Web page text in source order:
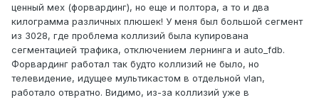
ценный мех (форвардинг), но еще и полтора, а то и два
килограмма различных плюшек! У меня был большой сегмент
из 3028, где проблема коллизий была купирована
сегментацией трафика, отключением лернинга и auto_fdb.
Форвардинг работал так будто коллизий не было, но
телевидение, идущее мультикастом в отдельной vlan,
работало отвратно. Видимо, из-за коллизий уже в